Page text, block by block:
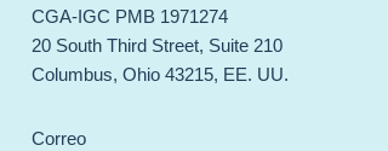
CGA-IGC PMB 1971274
20 South Third Street, Suite 210
Columbus, Ohio 43215, EE. UU.
Correo